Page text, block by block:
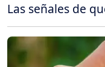
Las señales de